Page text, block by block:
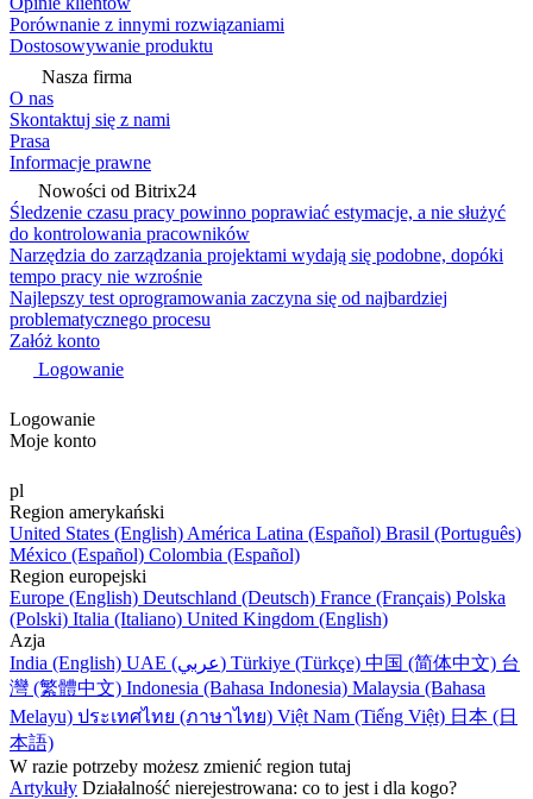
Porównanie z innymi rozwiązaniami
Dostosowywanie produktu
Nasza firma
O nas
Skontaktuj się z nami
Prasa
Informacje prawne
Nowości od Bitrix24
Śledzenie czasu pracy powinno poprawiać estymacje, a nie służyć
do kontrolowania pracowników
Narzędzia do zarządzania projektami wydają się podobne, dopóki
tempo pracy nie wzrośnie
Najlepszy test oprogramowania zaczyna się od najbardziej
problematycznego procesu
Załóż konto
Logowanie
Logowanie
Moje konto
pl
Region amerykański
United States (English) América Latina (Español) Brasil (Português)
México (Español) Colombia (Español)
Region europejski
Europe (English) Deutschland (Deutsch) France (Français) Polska
(Polski) Italia (Italiano) United Kingdom (English)
Azja
India (English)
UAE (عربي) Türkiye (Türkçe) 中国 (简体中文) 台
灣 (繁體中文) Indonesia (Bahasa Indonesia) Malaysia (Bahasa
Melayu) ประเทศไทย (ภาษาไทย) Việt Nam (Tiếng Việt) 日本 (日
本語)
W razie potrzeby możesz zmienić region tutaj
Artykuły Działalność nierejestrowana: co to jest i dla kogo?